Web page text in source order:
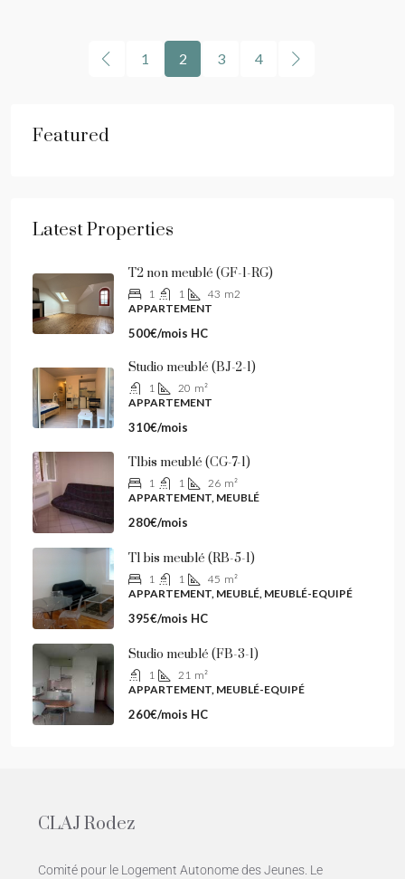
1 2 3 4
Featured
Latest Properties
T2 non meublé (GF-1-RG)
1 1 43 m2
APPARTEMENT
500€/mois HC
Studio meublé (BJ-2-1)
1 20 m²
APPARTEMENT
310€/mois
T1bis meublé (CG-7-1)
1 1 26 m²
APPARTEMENT, MEUBLÉ
280€/mois
T1 bis meublé (RB-5-1)
1 1 45 m²
APPARTEMENT, MEUBLÉ, MEUBLÉ-EQUIPÉ
395€/mois HC
Studio meublé (FB-3-1)
1 21 m²
APPARTEMENT, MEUBLÉ-EQUIPÉ
260€/mois HC
CLAJ Rodez
Comité pour le Logement Autonome des Jeunes. Le